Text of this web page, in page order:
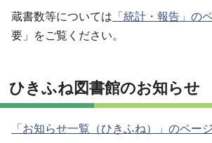
蔵書数等については 「統計・報告」の
要」をご覧ください。
ひきふね図書館のお知らせ
「お知らせ一覧（ひきふね）」のページ